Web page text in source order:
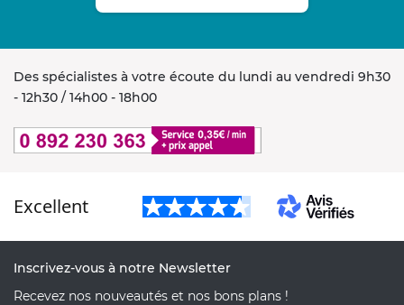
Des spécialistes à votre écoute du lundi au vendredi 9h30
- 12h30 / 14h00 - 18h00
Excellent
Inscrivez-vous à notre Newsletter
Recevez nos nouveautés et nos bons plans !